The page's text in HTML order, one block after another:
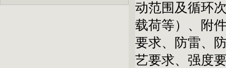
动范围及循环
载荷等）、附
要求、防雷、
艺要求、强度